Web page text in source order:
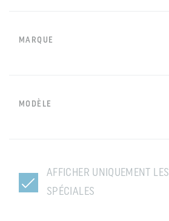
MARQUE
MODÈLE
AFFICHER UNIQUEMENT
SPÉCIALES